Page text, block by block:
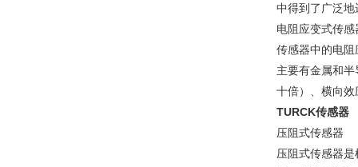
中得到了广泛地
电阻应变式传感
传感器中的电
主要有金属和
十倍）、横向
TURCK传感器
压阻式传感器
压阻式传感器